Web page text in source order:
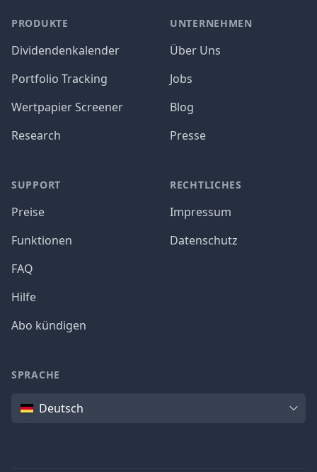
PRODUKTE
Dividendenkalender
Portfolio Tracking
Wertpapier Screener
Research
SUPPORT
Preise
Funktionen
FAQ
Hilfe
Abo kündigen
UNTERNEHMEN
Über Uns
Jobs
Blog
Presse
RECHTLICHES
Impressum
Datenschutz
SPRACHE
SpracheDeutsch